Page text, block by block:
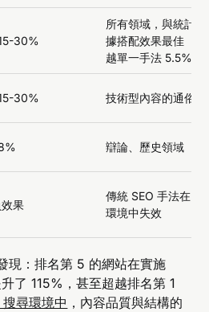
30%
所有領域，與統計數
據搭配效果最佳（超
越單一手法 5.5%）
30% 技術型內容的通俗化
辯論、歷史領域
果
傳統 SEO 手法在 AI
環境中失效
現：排名第 5 的網站在實施
了 115%，甚至超越排名第 1
尋環境中 ，內容品質與結構的